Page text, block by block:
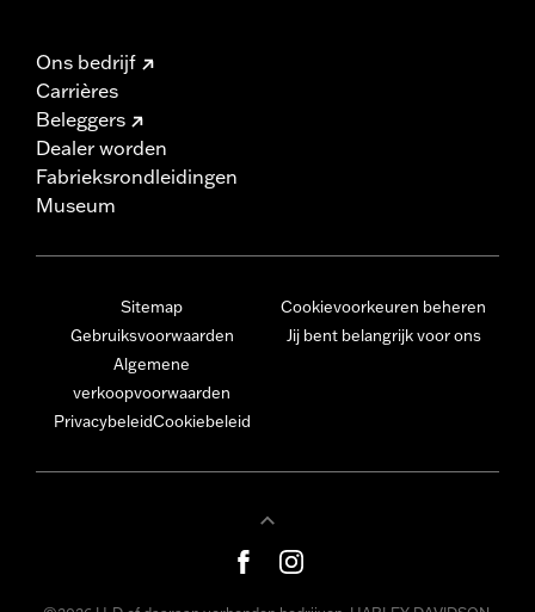
Ons bedrijf
Carrières
Beleggers
Dealer worden
Fabrieksrondleidingen
Museum
Sitemap
Gebruiksvoorwaarden
Algemene
verkoopvoorwaarden
PrivacybeleidCookiebeleid
Cookievoorkeuren beheren
Jij bent belangrijk voor ons